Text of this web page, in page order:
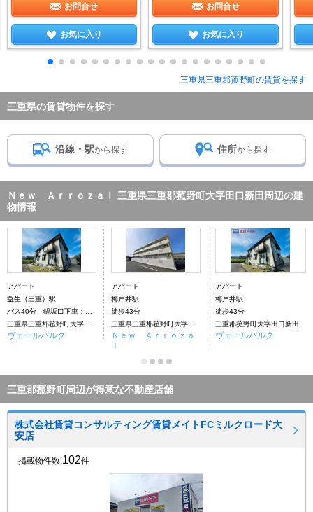
お問合せ
お気に入り
お問合せ
お気に入り
三重県三重郡菰野町の賃貸を探す
三重県の賃貸物件を探す
沿線・駅から探す 住所から探す
Ｎｅｗ Ａｒｒｏｚａｌ 三重県三重郡菰野町大字田口新田周辺の建
物情報
アパート
益生（三重）駅
バス40分 鍋坂口下車：停歩12分
ヴェールパルク
アパート
梅戸井駅
徒歩43分
Ｎｅｗ Ａｒｒｏｚａ
ｌ
アパート
梅戸井駅
徒歩43分
三重郡菰野町大字田口新田
ヴェールパルク
三重郡菰野町周辺が得意な不動産店舗
株式会社賃貸コンサルティング賃貸メイトFCミルクロード大
安店
掲載物件数:102件